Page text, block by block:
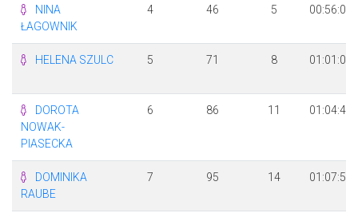
NINA
ŁAGOWNIK
4 46 5 00:56:00
HELENA SZULC 5 71 8 01:01:01
DOROTA
NOWAK-
PIASECKA
6 86 11 01:04:40
DOMINIKA
RAUBE
7 95 14 01:07:51